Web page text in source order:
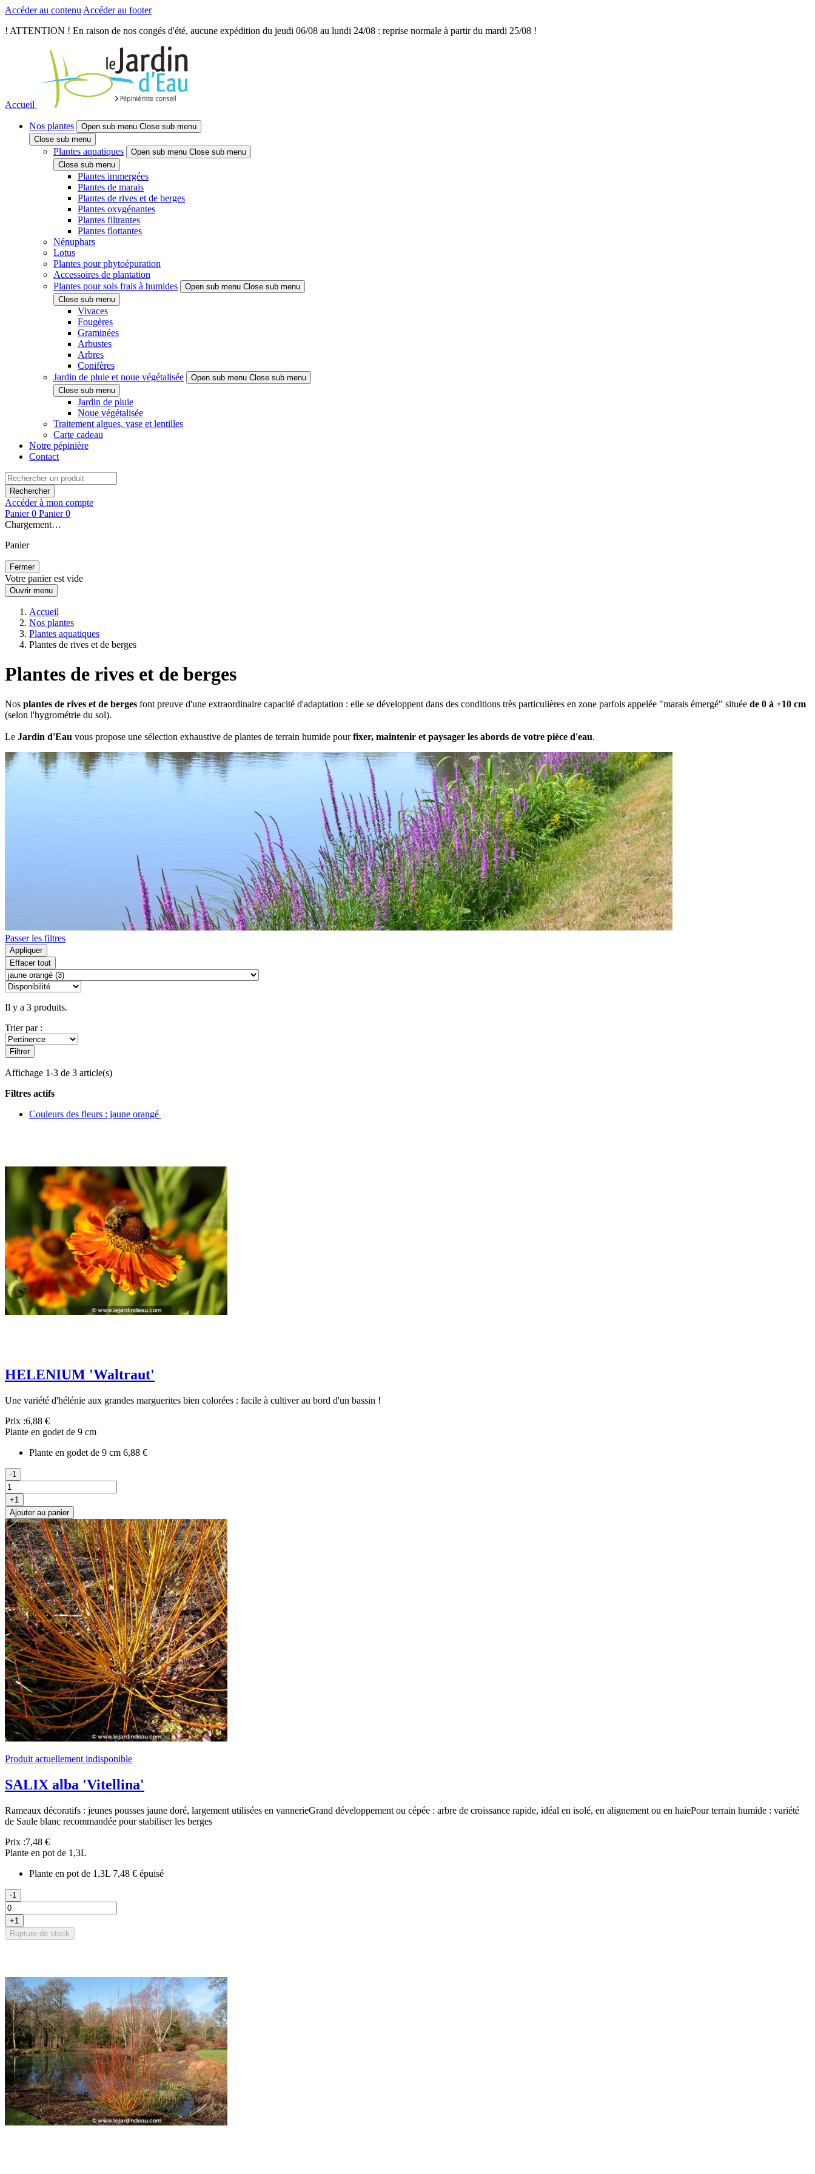
Accéder au contenu Accéder au footer
! ATTENTION ! En raison de nos congés d'été, aucune expédition du jeudi 06/08 au lundi 24/08 : reprise normale à partir du mardi 25/08 !
Accueil
Nos plantes Open sub menu Close sub menu
Close sub menu
Plantes aquatiques Open sub menu Close sub menu
Close sub menu
Plantes immergées
Plantes de marais
Plantes de rives et de berges
Plantes oxygénantes
Plantes filtrantes
Plantes flottantes
Nénuphars
Lotus
Plantes pour phytoépuration
Accessoires de plantation
Plantes pour sols frais à humides
Open sub menu Close sub menu
Close sub menu
Vivaces
Fougères
Graminées
Arbustes
Arbres
Conifères
Jardin de pluie et noue végétalisée
Open sub menu Close sub menu
Close sub menu
Jardin de pluie
Noue végétalisée
Traitement algues, vase et lentilles
Carte cadeau
Notre pépinière
Contact
Rechercher
Accéder à mon compte
Panier 0 Panier 0
Chargement…
Panier
Fermer
Votre panier est vide
Ouvrir menu
Accueil
Nos plantes
Plantes aquatiques
Plantes de rives et de berges
Plantes de rives et de berges
Nos plantes de rives et de berges font preuve d'une extraordinaire capacité d'adaptation : elle se développent dans des conditions très particulières en zone parfois appelée "marais émergé" située de 0 à +10 cm
(selon l'hygrométrie du sol).
Le Jardin d'Eau vous propose une sélection exhaustive de plantes de terrain humide pourfixer, maintenir et paysager les abords de votre pièce d'eau.
Passer les filtres
Appliquer
Effacer tout
Il y a 3 produits.
Trier par :
Filtrer
Affichage 1-3 de 3 article(s)
Filtres actifs
Couleurs des fleurs : jaune orangé
HELENIUM 'Waltraut'
Une variété d'hélénie aux grandes marguerites bien colorées : facile à cultiver au bord d'un bassin !
Prix :6,88 €
Plante en godet de 9 cm
Plante en godet de 9 cm 6,88 €
-1
+1
Ajouter au panier
Produit actuellement indisponible
SALIX alba 'Vitellina'
Rameaux décoratifs : jeunes pousses jaune doré, largement utilisées en vannerie​ Grand développement ou cépée : arbre de croissance rapide, idéal en isolé, en alignement ou en haie​ Pour terrain humide : variété
de Saule blanc recommandée pour stabiliser les berges
Prix :7,48 €
Plante en pot de 1,3L
Plante en pot de 1,3L 7,48 € épuisé
-1
+1
Rupture de stock